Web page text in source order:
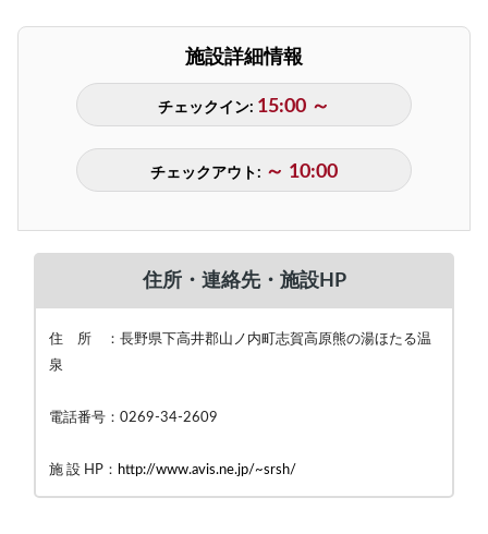
施設詳細情報
チェックイン: 15:00 ～
チェックアウト: ～ 10:00
住所・連絡先・施設HP
住 所 ：長野県下高井郡山ノ内町志賀高原熊の湯ほたる温
泉
電話番号：0269-34-2609
施 設 HP： http://www.avis.ne.jp/~srsh/